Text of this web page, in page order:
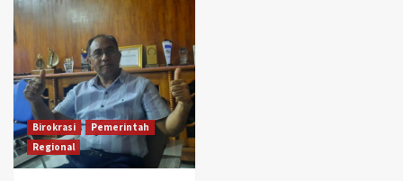
Birokrasi
Pemerintah
Regional